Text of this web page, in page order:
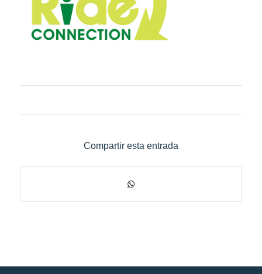
Compartir esta entrada